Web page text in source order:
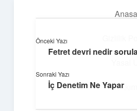
Hayatını kolaylaştıran
Önceki Yazı
Fetret devri nedir
Sonraki Yazı
İç Denetim Ne Yapar